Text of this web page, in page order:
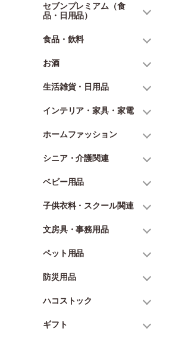
セブンプレミアム（食
品・日用品）
食品・飲料
お酒
生活雑貨・日用品
インテリア・家具・家電
ホームファッション
シニア・介護関連
ベビー用品
子供衣料・スクール関連
文房具・事務用品
ペット用品
防災用品
ハコストック
ギフト